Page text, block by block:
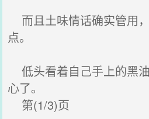
而且土味情话确实管用
点。
低头看着自己手上的黑
心了。
第(1/3)页